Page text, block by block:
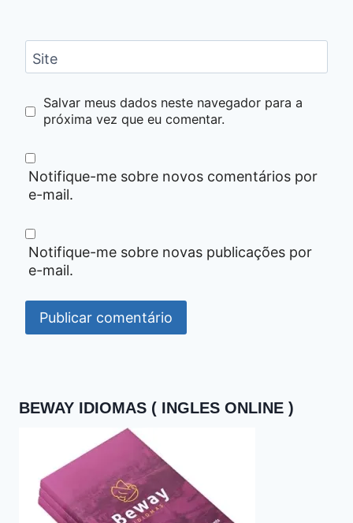
Site
Salvar meus dados neste navegador para a
próxima vez que eu comentar.
Notifique-me sobre novos comentários por
e-mail.
Notifique-me sobre novas publicações por
e-mail.
BEWAY IDIOMAS ( INGLES ONLINE )